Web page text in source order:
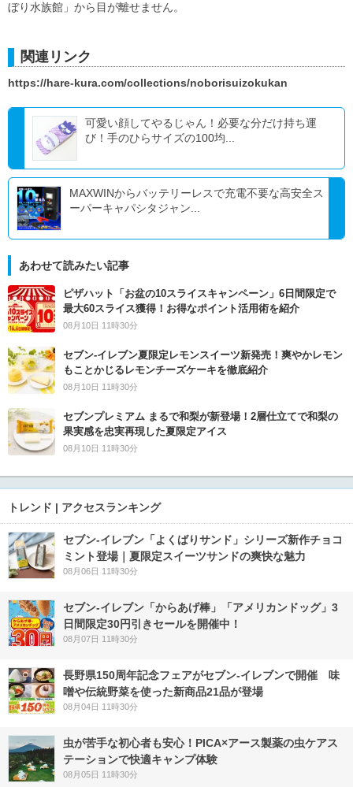
ぼり水族館」から目が離せません。
関連リンク
https://hare-kura.com/collections/noborisuizokukan
可愛い顔してやるじゃん！必要な分だけ持ち運
び！手のひらサイズの100均...
MAXWINからバッテリーレスで充電不要な高安全ス
ーパーキャパシタジャン...
あわせて読みたい記事
ピザハット「お盆の10スライスキャンペーン」6日間限定で
最大60スライス獲得！お得なポイント活用術を紹介
08月10日 11時30分
セブン‐イレブン夏限定レモンスイーツ新発売！爽やかレモン
もことかじるレモンチーズケーキを徹底紹介
08月10日 11時30分
セブンプレミアム まるで和梨が新登場！2層仕立てで和梨の
果実感を忠実再現した夏限定アイス
08月10日 11時30分
トレンド | アクセスランキング
セブン‐イレブン「よくばりサンド」シリーズ新作チョコ
ミント登場｜夏限定スイーツサンドの爽快な魅力
08月06日 11時30分
セブン‐イレブン「からあげ棒」「アメリカンドッグ」3
日間限定30円引きセールを開催中！
08月07日 11時30分
長野県150周年記念フェアがセブン-イレブンで開催 味
噌や伝統野菜を使った新商品21品が登場
08月04日 11時30分
虫が苦手な初心者も安心！PICA×アース製薬の虫ケアス
テーションで快適キャンプ体験
08月05日 11時30分